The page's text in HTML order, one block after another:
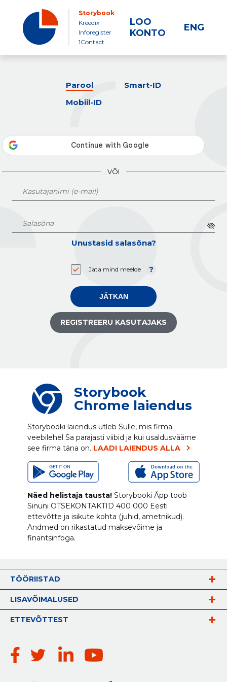
Storybook
Kreedix
Inforegister
1Contact
LOO
KONTO
ENG
Parool
Smart-ID
Mobiil-ID
VÕI
Unustasid salasõna?
Jäta mind meelde
JÄTKAN
REGISTREERU KASUTAJAKS
Storybook
Chrome laiendus
Storybooki laiendus ütleb Sulle, mis firma
veebilehel Sa parajasti viibid ja kui usaldusväärne
see firma täna on. LAADI LAIENDUS ALLA
Näed helistaja tausta! Storybooki Äpp toob
Sinuni OTSEKONTAKTID 400 000 Eesti
ettevõtte ja isikute kohta (juhid, ametnikud).
Andmed on rikastatud maksevõime ja
finantsinfoga.
TÖÖRIISTAD
LISAVÕIMALUSED
ETTEVÕTTEST